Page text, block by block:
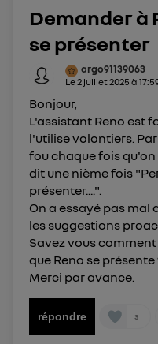
Demander à
se présenter
argo91139063
Le2 juillet 2025 à
Bonjour,
L'assistant Reno est
l'utilise volontiers.
fou chaque fois
dit une nième fois
présenter....".
On a essayé pas mal
les suggestions
Savez vous
que Reno se présente
Merci par avance.
répondre 3
télécom basé sur
de votre contrat
L'identifiant est
internet. Ainsi,
même connexion et
attribuer le même
Pour uneconnexion foyer
sur la navigation des
Pour une
connexion
uniquement sur la
Vous pouvez à
consentement sur
le
") ou via la page «
Pour plus
Politique